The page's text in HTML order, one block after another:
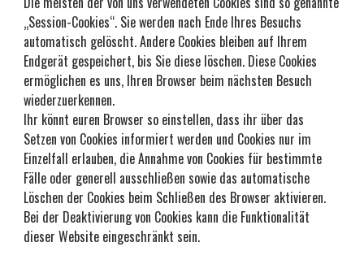
„Session-Cookies“. Sie werden nach Ende Ihres Besuchs
automatisch gelöscht. Andere Cookies bleiben auf Ihrem
Endgerät gespeichert, bis Sie diese löschen. Diese Cookies
ermöglichen es uns, Ihren Browser beim nächsten Besuch
wiederzuerkennen.
Ihr könnt euren Browser so einstellen, dass ihr über das
Setzen von Cookies informiert werden und Cookies nur im
Einzelfall erlauben, die Annahme von Cookies für bestimmte
Fälle oder generell ausschließen sowie das automatische
Löschen der Cookies beim Schließen des Browser aktivieren.
Bei der Deaktivierung von Cookies kann die Funktionalität
dieser Website eingeschränkt sein.